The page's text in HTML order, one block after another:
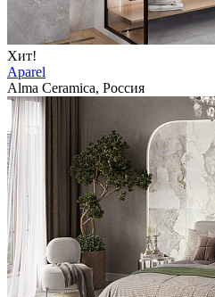
Хит!
Aparel
Alma Ceramica, Россия